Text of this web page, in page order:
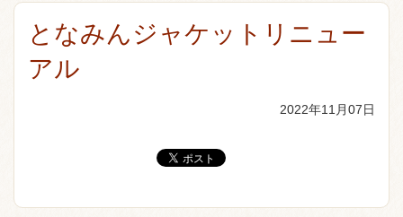
となみんジャケットリニュー
アル
2022年11月07日